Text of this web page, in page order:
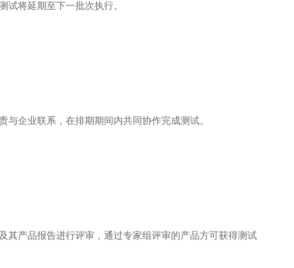
试将延期至下一批次执行。
企业联系，在排期期间内共同协作完成测试。
其产品报告进行评审，通过专家组评审的产品方可获得测试